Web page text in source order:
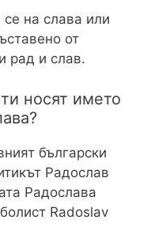
на слава или
от
рад и слав.
носят името
български
Радослав
Радослава
Radoslav